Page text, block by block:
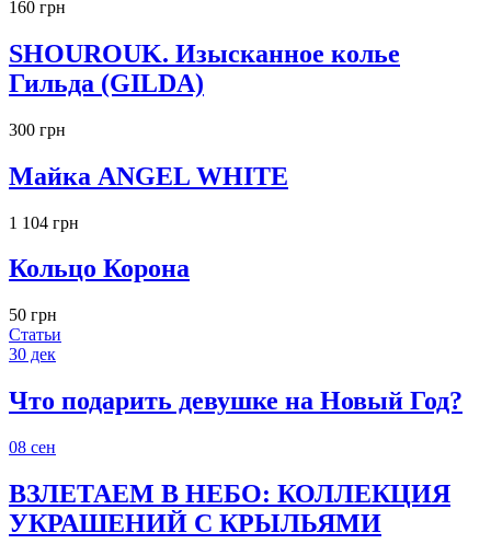
160 грн
SHOUROUK. Изысканное колье
Гильда (GILDA)
300 грн
Майка ANGEL WHITE
1 104 грн
Кольцо Корона
50 грн
Статьи
30 дек
Что подарить девушке на Новый Год?
08 сен
ВЗЛЕТАЕМ В НЕБО: КОЛЛЕКЦИЯ
УКРАШЕНИЙ С КРЫЛЬЯМИ